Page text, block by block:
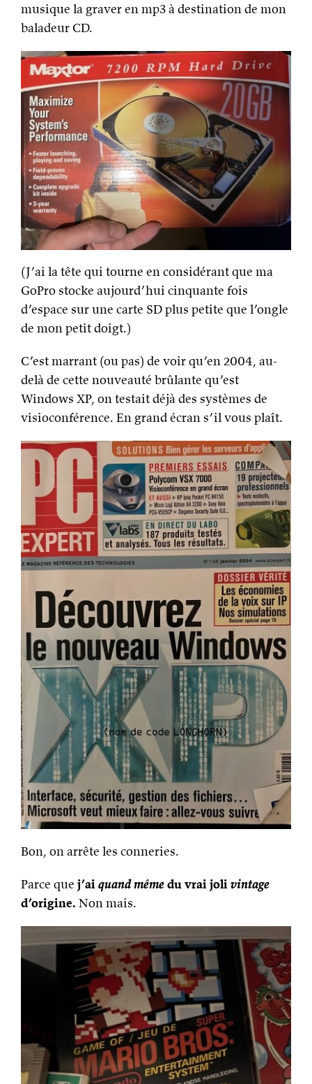
musique la graver en mp3 à destination de mon
baladeur CD.
(J’ai la tête qui tourne en considérant que ma
GoPro stocke aujourd’hui cinquante fois
d’espace sur une carte SD plus petite que l’ongle
de mon petit doigt.)
C’est marrant (ou pas) de voir qu’en 2004, au-
delà de cette nouveauté brûlante qu’est
Windows XP, on testait déjà des systèmes de
visioconférence. En grand écran s’il vous plaît.
Bon, on arrête les conneries.
Parce que j’ai quand mêmedu vrai joli vintage
d’origine. Non mais.